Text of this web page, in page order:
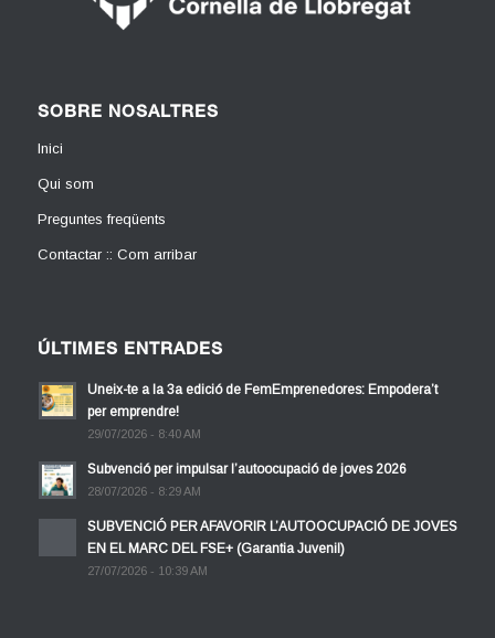
SOBRE NOSALTRES
Inici
Qui som
Preguntes freqüents
Contactar :: Com arribar
ÚLTIMES ENTRADES
Uneix-te a la 3a edició de FemEmprenedores: Empodera’t
per emprendre!
29/07/2026 - 8:40 AM
Subvenció per impulsar l’autoocupació de joves 2026
28/07/2026 - 8:29 AM
SUBVENCIÓ PER AFAVORIR L’AUTOOCUPACIÓ DE JOVES
EN EL MARC DEL FSE+ (Garantia Juvenil)
27/07/2026 - 10:39 AM